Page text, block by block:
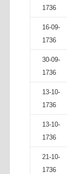
1736
16-09-
1736
30-09-
1736
13-10-
1736
13-10-
1736
21-10-
1736